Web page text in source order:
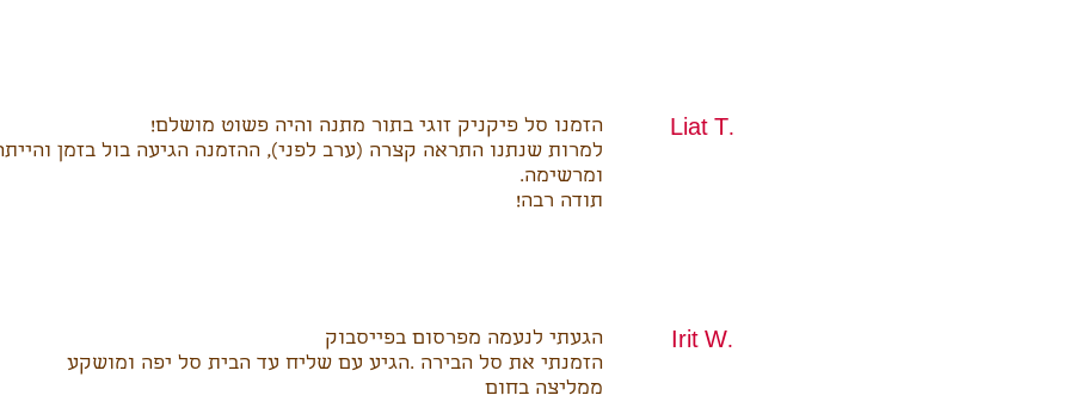
הזמנו סל פיקניק זוגי בתור מתנה והיה פשוט מושלם!
למרות שנתנו התראה קצרה (ערב לפני), ההזמנה הגיעה בול בזמן
ומרשימה.
תודה רבה!
Liat T.
הגעתי לנעמה מפרסום בפייסבוק
הזמנתי את סל הבירה .הגיע עם שליח עד הבית סל יפה ומושקע
ממליצה בחום
Irit W.